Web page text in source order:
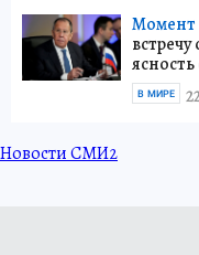
Момент
В МИРЕ
Новости СМИ2